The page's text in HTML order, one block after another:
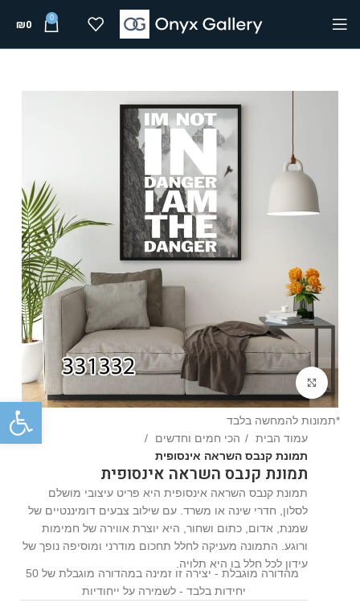
0
₪0
Click to enlarge
*תמונות להמחשה בלבד
עמוד הבית
הכי חמים וחדשים
תמונת קנבס השראה אינסופית
תמונת קנבס השראה אינסופית
תמונת קנבס השראה אינסופית היא פריט עיצובי מושלם
לסלון, חדרי שינה או משרד. עם שילוב צבעים דומיננטיים של
שמנת, אדום, כתום ושחור, היא יוצרת אווירה של חמימות
ורוגע. התמונה מעניקה לחלל תחכום מודרני ומוסיפה נופך של
עידון לכל חלל בו היא תלויה.
מהדורה מוגבלת - יצירה זו זמינה במהדורה מוגבלת של 50
יחידות בלבד - לשמירה על ייחודיות